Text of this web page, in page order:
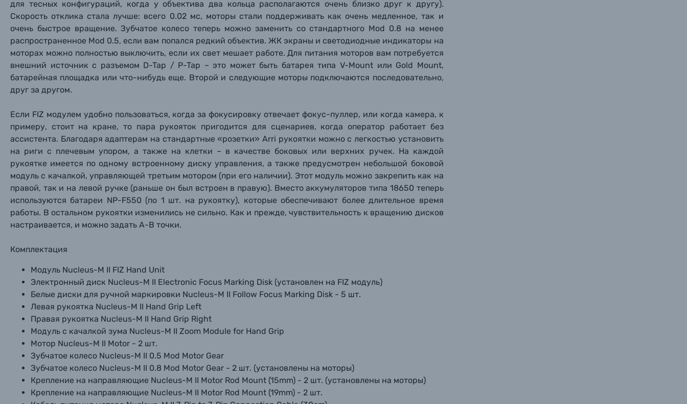
Отправить вопрос
Отправить вопрос
Книги о фотографии, альбомы известных фотографов
Солнцезащитные очки
Б/У фототехника (Комиссионные товары)
для тесных конфигураций, когда у объектива два кольца располагаются очень близко друг к другу).
Скорость отклика стала лучше: всего 0.02 мс, моторы стали поддерживать как очень медленное, так и
очень быстрое вращение. Зубчатое колесо теперь можно заменить со стандартного Mod 0.8 на менее
распространенное Mod 0.5, если вам попался редкий объектив. ЖК экраны и светодиодные индикаторы на
моторах можно полностью выключить, если их свет мешает работе. Для питания моторов вам потребуется
внешний источник с разъемом D-Tap / P-Tap – это может быть батарея типа V-Mount или Gold Mount,
батарейная площадка или что-нибудь еще. Второй и следующие моторы подключаются последовательно,
друг за другом.
Если FIZ модулем удобно пользоваться, когда за фокусировку отвечает фокус-пуллер, или когда камера, к
примеру, стоит на кране, то пара рукояток пригодится для сценариев, когда оператор работает без
ассистента. Благодаря адаптерам на стандартные «розетки» Arri рукоятки можно с легкостью установить
на риги с плечевым упором, а также на клетки – в качестве боковых или верхних ручек. На каждой
рукоятке имеется по одному встроенному диску управления, а также предусмотрен небольшой боковой
модуль с качалкой, управляющей третьим мотором (при его наличии). Этот модуль можно закрепить как на
правой, так и на левой ручке (раньше он был встроен в правую). Вместо аккумуляторов типа 18650 теперь
используются батареи NP-F550 (по 1 шт. на рукоятку), которые обеспечивают более длительное время
работы. В остальном рукоятки изменились не сильно. Как и прежде, чувствительность к вращению дисков
настраивается, и можно задать A-B точки.
Комплектация
Модуль Nucleus-M II FIZ Hand Unit
Электронный диск Nucleus-M II Electronic Focus Marking Disk (установлен на FIZ модуль)
Белые диски для ручной маркировки Nucleus-M II Follow Focus Marking Disk - 5 шт.
Левая рукоятка Nucleus-M II Hand Grip Left
Правая рукоятка Nucleus-M II Hand Grip Right
Модуль с качалкой зума Nucleus-M II Zoom Module for Hand Grip
Мотор Nucleus-M II Motor - 2 шт.
Зубчатое колесо Nucleus-M II 0.5 Mod Motor Gear
Зубчатое колесо Nucleus-M II 0.8 Mod Motor Gear - 2 шт. (установлены на моторы)
Крепление на направляющие Nucleus-M II Motor Rod Mount (15mm) - 2 шт. (установлены на моторы)
Крепление на направляющие Nucleus-M II Motor Rod Mount (19mm) - 2 шт.
Отправить вопрос